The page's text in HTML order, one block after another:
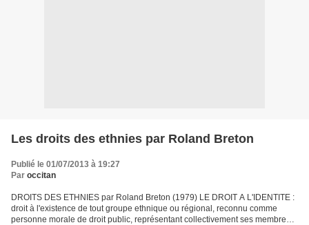
Les droits des ethnies par Roland Breton
Publié le 01/07/2013 à 19:27
Par occitan
DROITS DES ETHNIES par Roland Breton (1979) LE DROIT A L'IDENTITE :
droit à l'existence de tout groupe ethnique ou régional, reconnu comme
personne morale de droit public, représentant collectivement ses membres